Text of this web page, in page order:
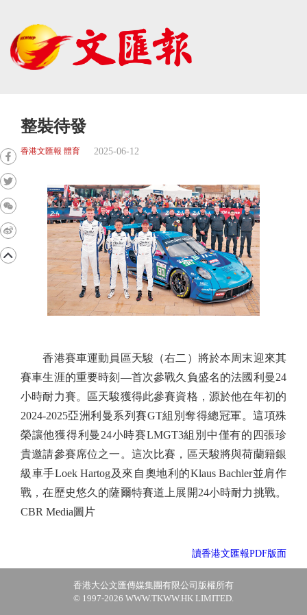
整裝待發
香港文匯報 體育 2025-06-12
香港賽車運動員區天駿（右二）將於本周末迎來其
賽車生涯的重要時刻—首次參戰久負盛名的法國利曼24
小時耐力賽。區天駿獲得此參賽資格，源於他在年初的
2024-2025亞洲利曼系列賽GT組別奪得總冠軍。這項殊
榮讓他獲得利曼24小時賽LMGT3組別中僅有的四張珍
貴邀請參賽席位之一。這次比賽，區天駿將與荷蘭籍銀
級車手Loek Hartog及來自奧地利的Klaus Bachler並肩作
戰，在歷史悠久的薩爾特賽道上展開24小時耐力挑戰。
CBR Media圖片
讀香港文匯報PDF版面
香港大公文匯傳媒集團有限公司版權所有
© 1997-2026 WWW.TKWW.HK LIMITED.